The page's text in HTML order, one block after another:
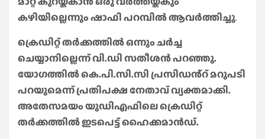
കഴിയില്ലെന്നും ഷാഫി പറമ്പിൽ ആവർത്തിച്ചു.
ക്രെഡിറ്റ് തർക്കത്തിൽ ഒന്നും ചർച്ച
ചെയ്യാനില്ലെന്ന് വി.ഡി സതീശൻ പറഞ്ഞു.
യോഗത്തിൽ കെ.പി.സി.സി പ്രസിഡൻ്റ് മറുപടി
പറയുമെന്ന് പ്രതിപക്ഷ നേതാവ് വ്യക്തമാക്കി.
അതേസമയം യുഡിഎഫിലെ ക്രെഡിറ്റ്
തർക്കത്തിൽ ഇടപെട്ട് ഹൈക്കമാന്‍ഡ്.